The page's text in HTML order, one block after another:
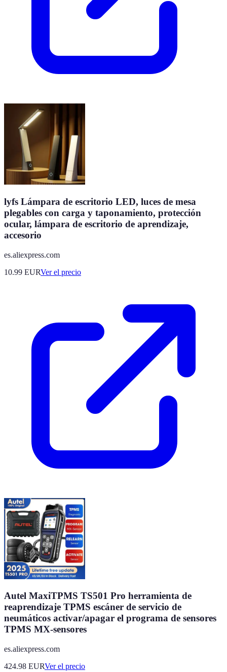
lyfs Lámpara de escritorio LED, luces de mesa
plegables con carga y taponamiento, protección
ocular, lámpara de escritorio de aprendizaje,
accesorio
es.aliexpress.com
10.99 EURVer el precio
Autel MaxiTPMS TS501 Pro herramienta de
reaprendizaje TPMS escáner de servicio de
neumáticos activar/apagar el programa de sensores
TPMS MX-sensores
es.aliexpress.com
424.98 EURVer el precio